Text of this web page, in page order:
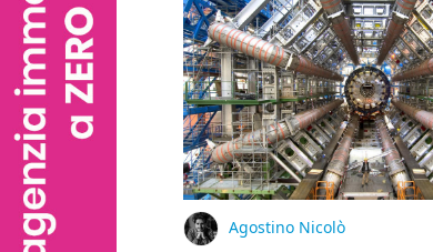
Agostino Nicolò